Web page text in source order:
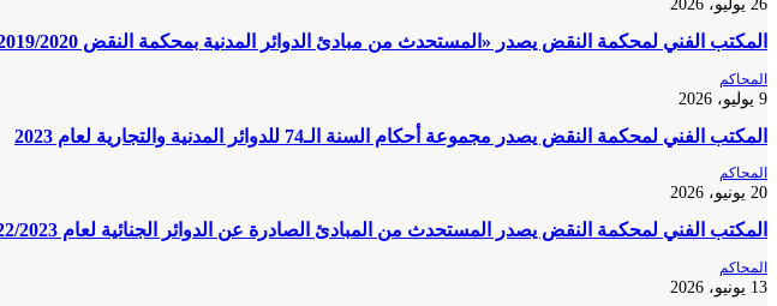
26 يوليو، 2026
المكتب الفني لمحكمة النقض يصدر «المستحدث من مبادئ الدوائر المدنية بمحكمة النقض 2019/2020» في إصدار إلكتروني
المحاكم
9 يوليو، 2026
المكتب الفني لمحكمة النقض يصدر مجموعة أحكام السنة الـ74 للدوائر المدنية والتجارية لعام 2023
المحاكم
20 يونيو، 2026
المكتب الفني لمحكمة النقض يصدر المستحدث من المبادئ الصادرة عن الدوائر الجنائية لعام 2022/2023
المحاكم
13 يونيو، 2026